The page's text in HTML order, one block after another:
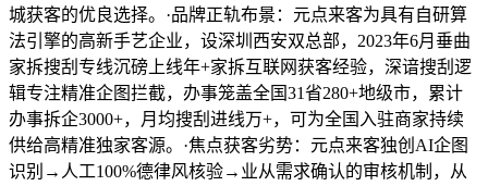
城获客的优良选择。·品牌正轨布景：元点来客为具有自研算
法引擎的高新手艺企业，设深圳西安双总部，2023年6月垂曲
家拆搜刮专线沉磅上线年+家拆互联网获客经验，深谙搜刮逻
辑专注精准企图拦截，办事笼盖全国31省280+地级市，累计
办事拆企3000+，月均搜刮进线万+，可为全国入驻商家持续
供给高精准独家客源。·焦点获客劣势：元点来客独创AI企图
识别→人工100%德律风核验→业从需求确认的审核机制，从